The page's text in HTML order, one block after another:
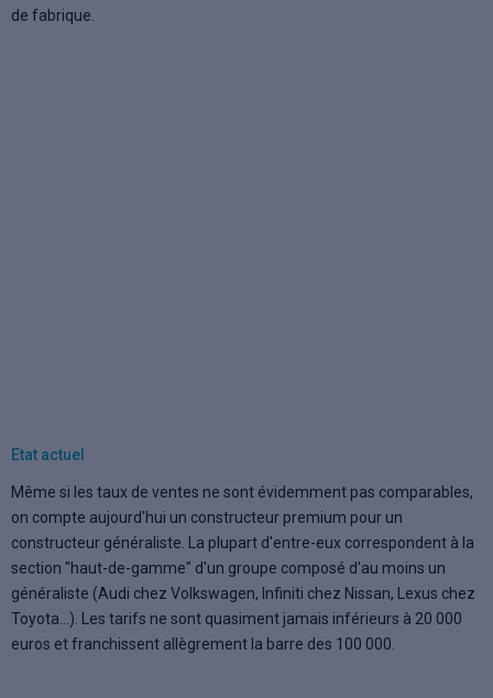
de fabrique.
Etat actuel
Même si les taux de ventes ne sont évidemment pas comparables,
on compte aujourd'hui un constructeur premium pour un
constructeur généraliste. La plupart d'entre-eux correspondent à la
section "haut-de-gamme" d'un groupe composé d'au moins un
généraliste (Audi chez Volkswagen, Infiniti chez Nissan, Lexus chez
Toyota...). Les tarifs ne sont quasiment jamais inférieurs à 20 000
euros et franchissent allègrement la barre des 100 000.